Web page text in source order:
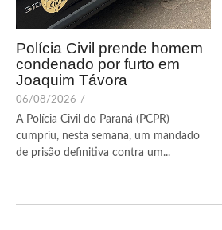
Polícia Civil prende homem
condenado por furto em
Joaquim Távora
06/08/2026 /
A Polícia Civil do Paraná (PCPR)
cumpriu, nesta semana, um mandado
de prisão definitiva contra um...